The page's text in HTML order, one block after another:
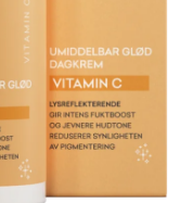
optimal